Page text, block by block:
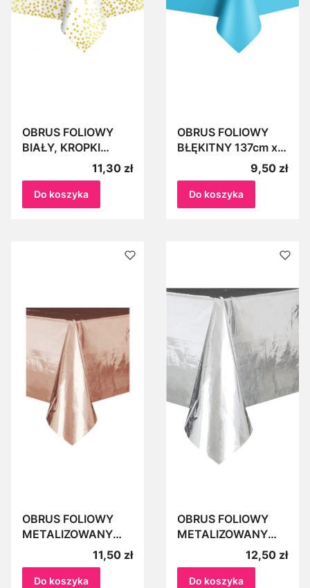
OBRUS FOLIOWY
BIAŁY, KROPKI
konfetti 137cm x
274cm urodziny,
impreza, wieczór
Cena
11,30 zł
Do koszyka
OBRUS FOLIOWY
BŁĘKITNY 137cm x
274cm CerataCena
9,50 zł
Do koszyka
OBRUS FOLIOWY
METALIZOWANY
ROSE GOLD 137cm x
274cm
BŁYSZCZĄCY
Cena
11,50 zł
Do koszyka
OBRUS FOLIOWY
METALIZOWANY
SREBRNY 137cm x
274cm
BŁYSZCZĄCY
Cena
12,50 zł
Do koszyka